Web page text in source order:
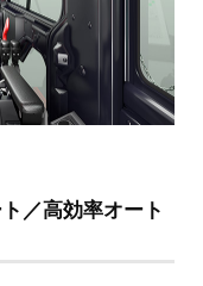
／高効率オート